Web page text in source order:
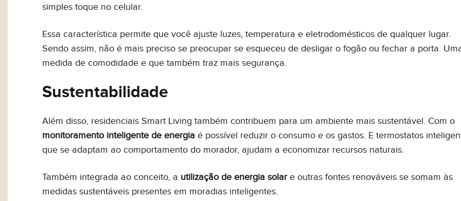
simples toque no celular.
Essa característica permite que você ajuste luzes, temperatura e eletrodomésticos de qualquer lugar.
Sendo assim, não é mais preciso se preocupar se esqueceu de desligar o fogão ou fechar a porta.
medida de comodidade e que também traz mais segurança.
Sustentabilidade
Além disso, residenciais Smart Living também contribuem para um ambiente mais sustentável. Com o
monitoramento inteligente de energia é possível reduzir o consumo e os gastos. E termostatos
que se adaptam ao comportamento do morador, ajudam a economizar recursos naturais.
Também integrada ao conceito, a utilização de energia solare outras fontes renováveis se somam às
medidas sustentáveis presentes em moradias inteligentes.